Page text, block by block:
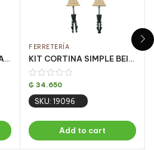
KIT CORTINA SIMPLE MARFIL 1.5 MT (PQT C/ 5 UN)
FERRETERÍA
KIT CORTINA SIMPLE BEIGE 3 MT (PQT C/ 5 UN)
₲ 34.650
SKU: 19096
Add to cart